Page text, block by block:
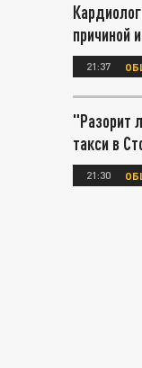
причиной
21:37
"Разорит
такси в
21:30